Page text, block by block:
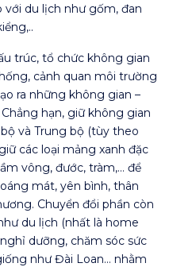
du lịch như gốm, đan
trúc, tổ chức không gian
cảnh quan môi trường
ra những không gian –
hạn, giữ không gian
và Trung bộ (tùy theo
các loại mảng xanh đặc
vông, đước, tràm,… để
mát, yên bình, thân
Chuyển đổi phần còn
du lịch (nhất là home
dưỡng, chăm sóc sức
như Đài Loan… nhằm